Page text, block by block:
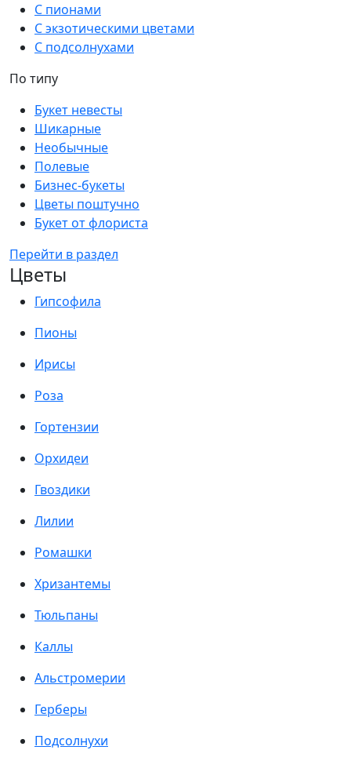
С пионами
С экзотическими цветами
С подсолнухами
По типу
Букет невесты
Шикарные
Необычные
Полевые
Бизнес-букеты
Цветы поштучно
Букет от флориста
Перейти в раздел
Цветы
Гипсофила
Пионы
Ирисы
Роза
Гортензии
Орхидеи
Гвоздики
Лилии
Ромашки
Хризантемы
Тюльпаны
Каллы
Альстромерии
Герберы
Подсолнухи